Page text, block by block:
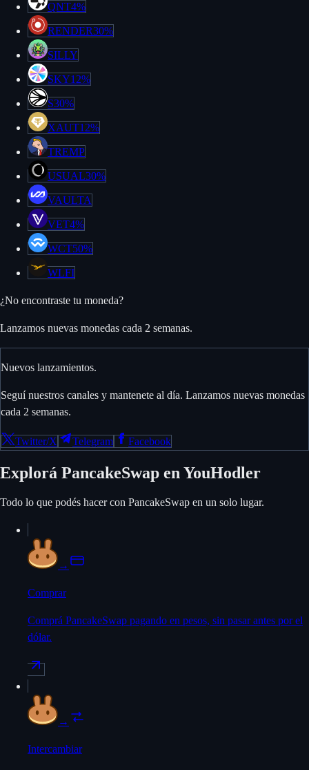
QNT4%
RENDER30%
SILLY
SKY12%
S30%
XAUT12%
TREMP
USUAL30%
VAULTA
VET4%
WCT50%
WLFI
¿No encontraste tu moneda?
Lanzamos nuevas monedas cada 2 semanas.
Nuevos lanzamientos.
Seguí nuestros canales y mantenete al día. Lanzamos nuevas monedas
cada 2 semanas.
Twitter/X Telegram Facebook
Explorá PancakeSwap en YouHodler
Todo lo que podés hacer con PancakeSwap en un solo lugar.
→
Comprar
Comprá PancakeSwap pagando en pesos, sin pasar antes por el
dólar.
→
Intercambiar